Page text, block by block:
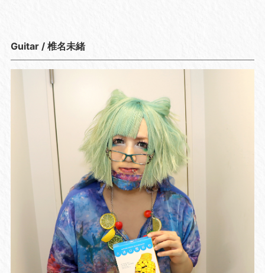
Guitar / 椎名未緒